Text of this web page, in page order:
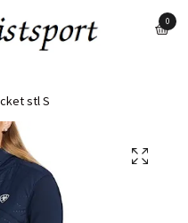
0
stl S